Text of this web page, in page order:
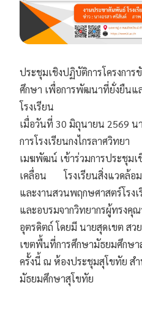
ประชุมเชิงปฏิบัติการโครงการ
ศึกษา เพื่อการพัฒนาที่ยั่งยืนแ
โรงเรียน
เมื่อวันที่ 30 มิถุนายน 2569 น
การโรงเรียนกงไกรลาศวิทยา
เมฆพัฒน์ เข้าร่วมการประชุมเ
เคลื่อน       โรงเรียนสิ่งแวดล้
และงานสวนพฤกษศาสตร์โรง
และอบรมจากวิทยากรผู้ทรงคุ
อุตรดิตถ์ โดยมี นายสุดเขต สว
เขตพื้นที่การศึกษามัธยมศึกษา
ครั้งนี้ ณ ห้องประชุมสุโขทัย ส
มัธยมศึกษาสุโขทัย